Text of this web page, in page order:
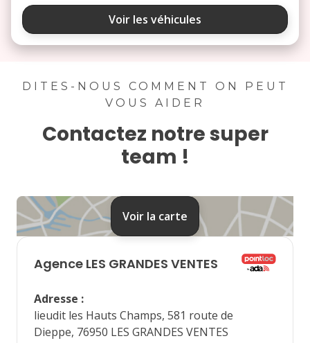
août 2026
ma me
3 4 5 6 7
17 18 19 20
31
septembre 2026
7
14 15 16 17
Voir les véhicules
DITES-NOUS COMMENT ON PEUT
VOUS AIDER
Contactez notre super
team !
Voir la carte
Agence LES GRANDES VENTES
Adresse :
lieudit les Hauts Champs, 581 route de
Dieppe, 76950 LES GRANDES VENTES